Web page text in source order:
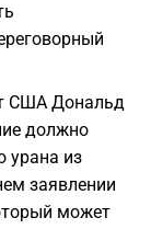
США Дональд
должно
урана из
заявлении
может